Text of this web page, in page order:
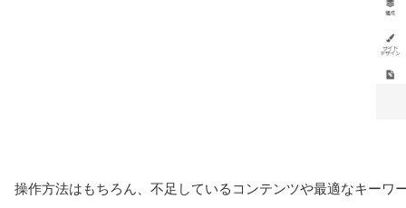
操作方法はもちろん、不足しているコンテンツや最適なキー